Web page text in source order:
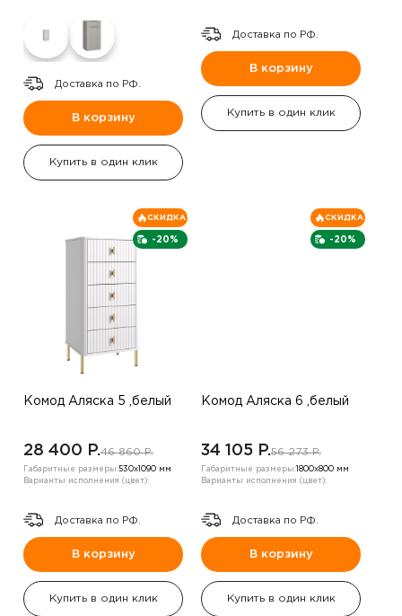
Доставка по РФ.
В корзину
Купить в один клик
Доставка по РФ.
В корзину
Купить в один клик
-20%
СКИДКА
Комод Аляска 5 ,белый
28 400 P.46 860 P.
Габаритные размеры:530х1090 мм
Варианты исполнения (цвет):
Доставка по РФ.
В корзину
Купить в один клик
-20%
СКИДКА
Комод Аляска 6 ,белый
34 105 P.56 273 P.
Габаритные размеры: 1800х800 мм
Варианты исполнения (цвет):
Доставка по РФ.
В корзину
Купить в один клик